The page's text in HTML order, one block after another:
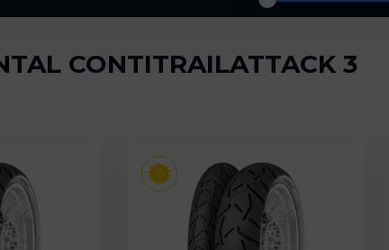
CONTITRAILATTACK 3